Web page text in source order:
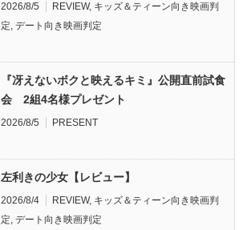
2026/8/5 REVIEW, キッズ＆ティーン向き映画判
定, デート向き映画判定
『冴えないボクと映えるキミ』公開直前試食
会 2組4名様プレゼント
2026/8/5 PRESENT
左利きの少女【レビュー】
2026/8/4 REVIEW, キッズ＆ティーン向き映画判
定, デート向き映画判定